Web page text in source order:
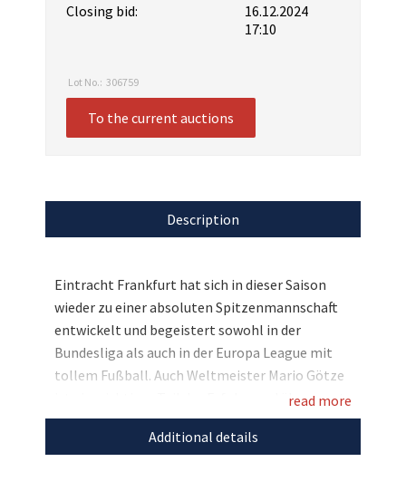
Closing bid:
16.12.2024
17:10
Lot No.: 306759
To the current auctions
Description
Eintracht Frankfurt hat sich in dieser Saison
wieder zu einer absoluten Spitzenmannschaft
entwickelt und begeistert sowohl in der
Bundesliga als auch in der Europa League mit
tollem Fußball. Auch Weltmeister Mario Götze
ist ein wichtiger Teil des Erfolgs und überzeugt
mit seiner Erfahrung. Für den guten Zweck hat
der Fußballstar ein Heimtrikot der Eintracht
read more
Additional details